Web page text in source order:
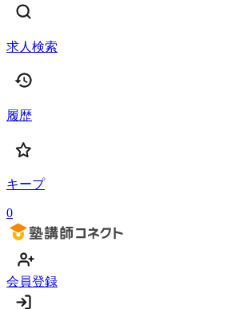
求人検索
履歴
キープ
0
会員登録